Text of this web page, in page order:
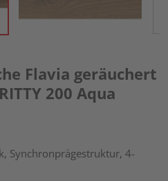
Flavia geräuchert
200 Aqua
Synchronprägestruktur, 4-